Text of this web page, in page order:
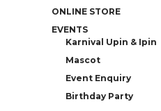
ONLINE STORE
EVENTS
Karnival Upin & Ipin
Mascot
Event Enquiry
Birthday Party